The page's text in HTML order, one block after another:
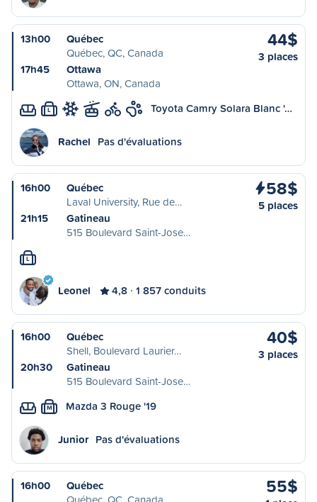
13h00
Québec
Québec, QC, Canada
17h45
Ottawa
Ottawa, ON, Canada
44$
3 places
L Toyota Camry Solara Blanc '…
Rachel Pas d'évaluations
16h00
Québec
Laval University, Rue de…
21h15
Gatineau
515 Boulevard Saint-Jose…
58$
5 places
L
Leonel 4,8 1 857 conduits
16h00
Québec
Shell, Boulevard Laurier…
20h30
Gatineau
515 Boulevard Saint-Jose…
40$
3 places
M Mazda 3 Rouge '19
Junior Pas d'évaluations
16h00
Québec
55$